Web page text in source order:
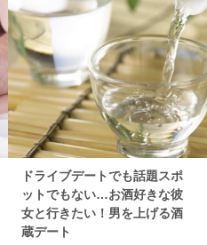
ドライブデートでも話題スポ
ットでもない…お酒好きな彼
女と行きたい！男を上げる酒
蔵デート